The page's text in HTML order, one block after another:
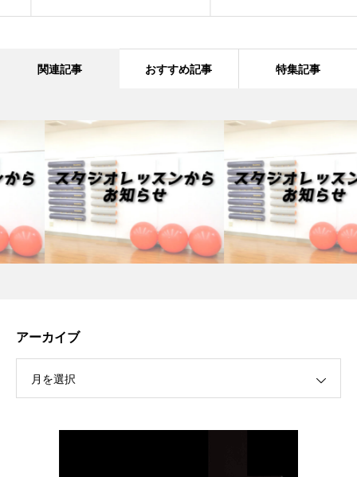
関連記事 おすすめ記事 特集記事
アーカイブ
月を選択